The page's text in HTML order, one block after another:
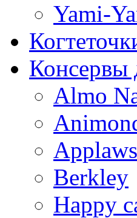
Yami-
Консервы
Almo
Applaws
Berkley
Happy